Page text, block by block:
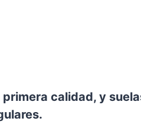
calidad, y